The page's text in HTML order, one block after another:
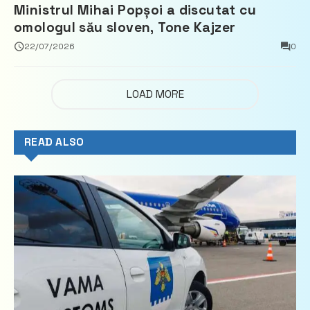
Ministrul Mihai Popșoi a discutat cu
omologul său sloven, Tone Kajzer
22/07/2026 0
LOAD MORE
READ ALSO